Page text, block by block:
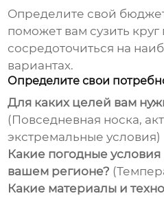
Определите свой
поможет вам сузить круг
сосредоточиться на
вариантах.
Определите свои
Для каких целей вам
(Повседневная носка,
экстремальные условия)
Какие погодные
вашем регионе?
Какие материалы и